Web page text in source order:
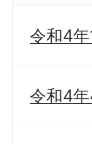
令和4
令和4